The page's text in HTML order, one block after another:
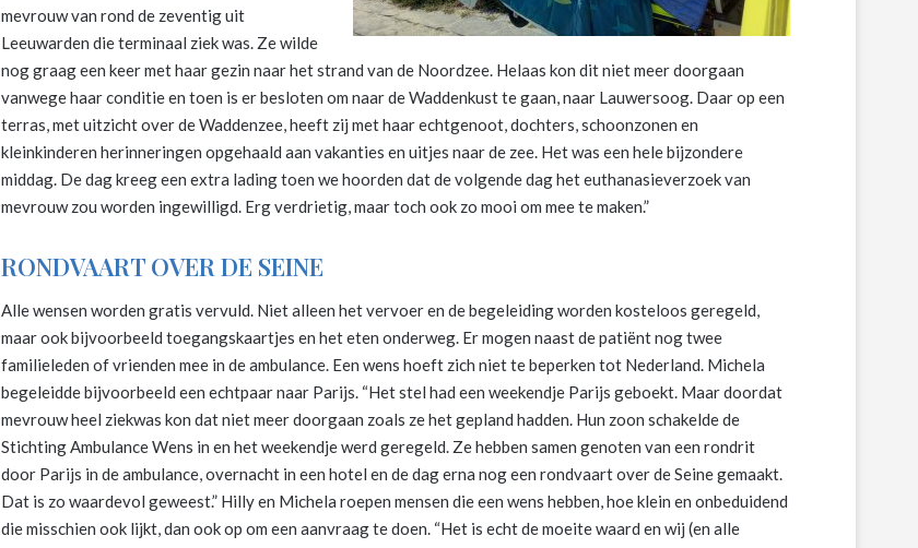
mevrouw van rond de zeventig uit
Leeuwarden die terminaal ziek was. Ze wilde
nog graag een keer met haar gezin naar het strand van de Noordzee. Helaas kon dit niet meer doorgaan
vanwege haar conditie en toen is er besloten om naar de Waddenkust te gaan, naar Lauwersoog. Daar op een
terras, met uitzicht over de Waddenzee, heeft zij met haar echtgenoot, dochters, schoonzonen en
kleinkinderen herinneringen opgehaald aan vakanties en uitjes naar de zee. Het was een hele bijzondere
middag. De dag kreeg een extra lading toen we hoorden dat de volgende dag het euthanasieverzoek van
mevrouw zou worden ingewilligd. Erg verdrietig, maar toch ook zo mooi om mee te maken.”
RONDVAART OVER DE SEINE
Alle wensen worden gratis vervuld. Niet alleen het vervoer en de begeleiding worden kosteloos geregeld,
maar ook bijvoorbeeld toegangskaartjes en het eten onderweg. Er mogen naast de patiënt nog twee
familieleden of vrienden mee in de ambulance. Een wens hoeft zich niet te beperken tot Nederland. Michela
begeleidde bijvoorbeeld een echtpaar naar Parijs. “Het stel had een weekendje Parijs geboekt. Maar doordat
mevrouw heel ziekwas kon dat niet meer doorgaan zoals ze het gepland hadden. Hun zoon schakelde de
Stichting Ambulance Wens in en het weekendje werd geregeld. Ze hebben samen genoten van een rondrit
door Parijs in de ambulance, overnacht in een hotel en de dag erna nog een rondvaart over de Seine gemaakt.
Dat is zo waardevol geweest.” Hilly en Michela roepen mensen die een wens hebben, hoe klein en onbeduidend
die misschien ook lijkt, dan ook op om een aanvraag te doen. “Het is echt de moeite waard en wij (en alle